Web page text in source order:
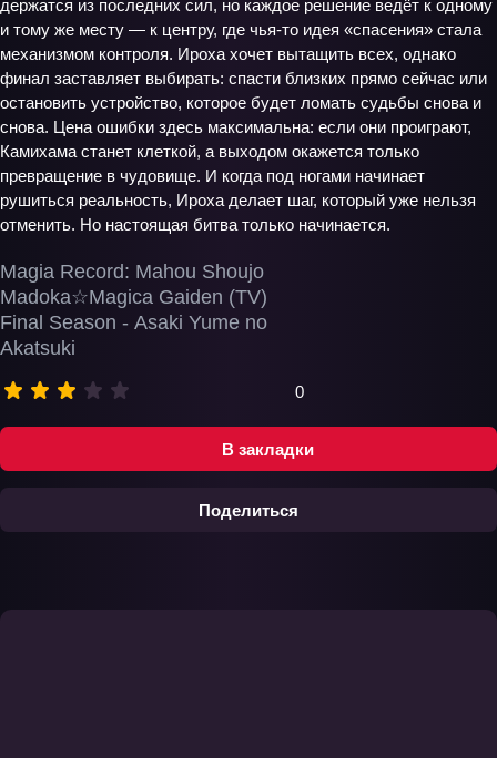
В закладки
Поделиться
Magia Record: Mahou Shoujo
Madoka☆Magica Gaiden (TV)
Final Season - Asaki Yume no
Akatsuki
0
держатся из последних сил, но каждое решение ведёт к одному
и тому же месту — к центру, где чья-то идея «спасения» стала
механизмом контроля. Ироха хочет вытащить всех, однако
финал заставляет выбирать: спасти близких прямо сейчас или
остановить устройство, которое будет ломать судьбы снова и
снова. Цена ошибки здесь максимальна: если они проиграют,
Камихама станет клеткой, а выходом окажется только
превращение в чудовище. И когда под ногами начинает
рушиться реальность, Ироха делает шаг, который уже нельзя
отменить. Но настоящая битва только начинается.